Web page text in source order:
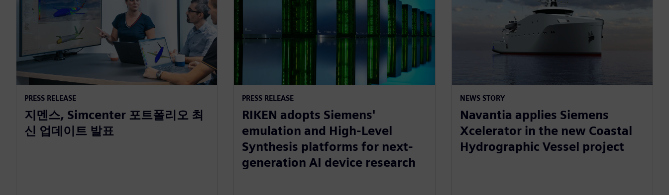
PRESS RELEASE
지멘스, Simcenter 포트폴리오 최
신 업데이트 발표
PRESS RELEASE
RIKEN adopts Siemens'
emulation and High-Level
Synthesis platforms for next-
generation AI device research
NEWS STORY
Navantia applies Siemens
Xcelerator in the new Coastal
Hydrographic Vessel project